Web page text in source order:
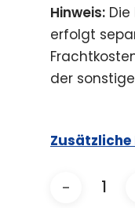
Hinweis:
erfolgt
der